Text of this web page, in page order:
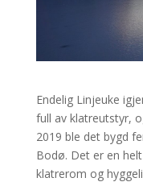
Endelig Linjeuke
full av klatreutstyr,
2019 ble det bygd
Bodø. Det er en
klatrerom og